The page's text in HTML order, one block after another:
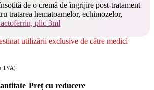
de o cremă de îngrijire post-tratament
tratarea hematoamelor, echimozelor,
plic 3ml
utilizării exclusive de către medici
TVA)
Preț cu reducere